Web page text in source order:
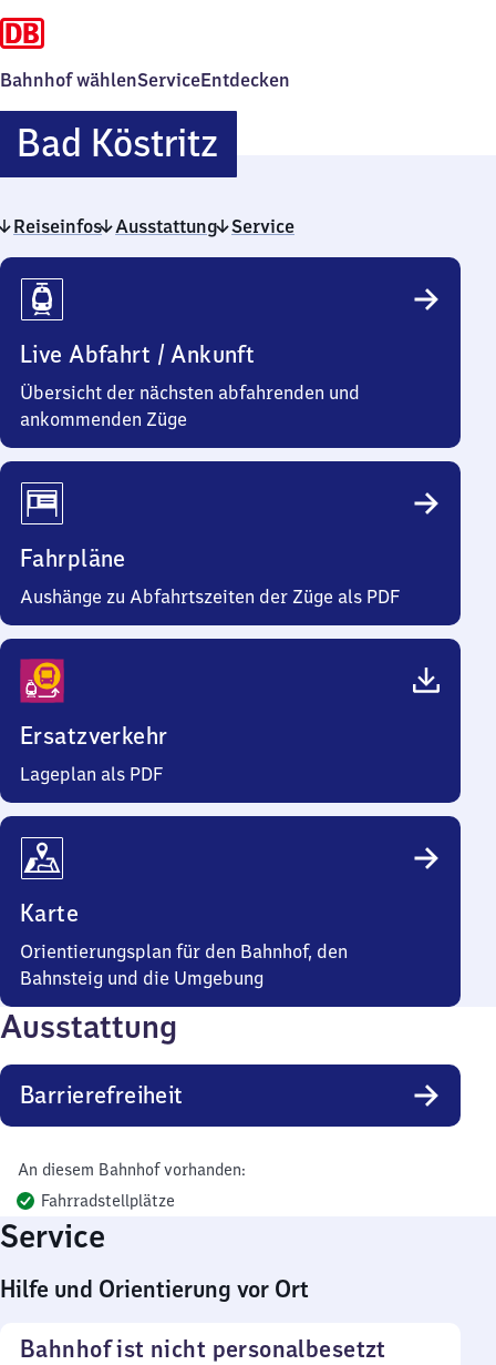
Bahnhof wählenServiceEntdecken
Bad KöstritzBa​
d
Köstritz
Reiseinfos Ausstattung Service
Reiseinfos
Live Abfahrt / Ankunft
Übersicht der nächsten abfahrenden und
ankommenden Züge
Fahrpläne
Aushänge zu Abfahrtszeiten der Züge als PDF
Ersatzverkehr
Lageplan als PDF
Karte
Orientierungsplan für den Bahnhof, den
Bahnsteig und die Umgebung
Ausstattung
Barrierefreiheit
An diesem Bahnhof vorhanden:
Fahrradstellplätze
Service
Hilfe und Orientierung vor Ort
Bahnhof ist nicht personalbesetzt